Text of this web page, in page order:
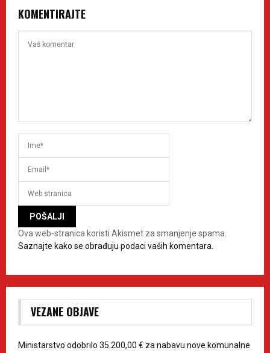
KOMENTIRAJTE
Ova web-stranica koristi Akismet za smanjenje spama.
Saznajte kako se obrađuju podaci vaših komentara.
VEZANE OBJAVE
Ministarstvo odobrilo 35.200,00 € za nabavu nove komunalne